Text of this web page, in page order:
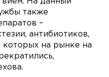
также
–
антибиотиков,
которых на рынке на